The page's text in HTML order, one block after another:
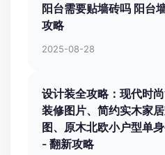
阳台需要贴墙砖吗 阳台
攻略
2025-08-28
设计装全攻略：现代时
装修图片、简约实木家
图、原木北欧小户型单
- 翻新攻略